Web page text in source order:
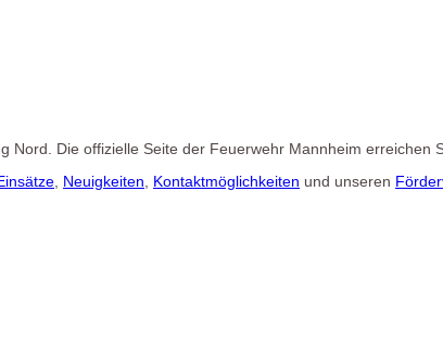
Nord. Die offizielle Seite der Feuerwehr Mannheim erreichen
Neuigkeiten Kontaktmöglichkeiten und unseren